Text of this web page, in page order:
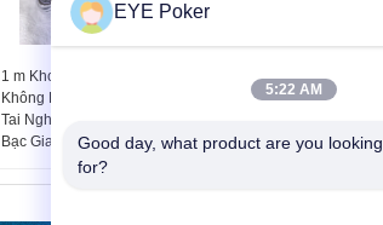
1 m Khoảng Cách
Không Dây Bluetooth
Tai Nghe Cho Poker Cờ
Bạc Gian Lận
Công cụ Cheat Poker
nâng cao Wallet Poker
Thẻ
EYE Poker
5:22 AM
Good day, what product are you looking
for?